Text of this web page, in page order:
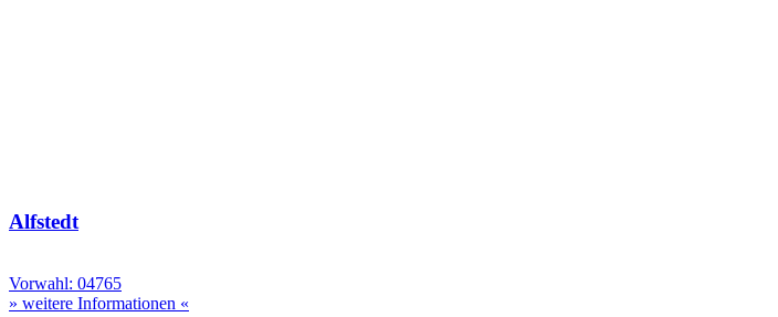
Alfstedt
Vorwahl: 04765
» weitere Informationen «